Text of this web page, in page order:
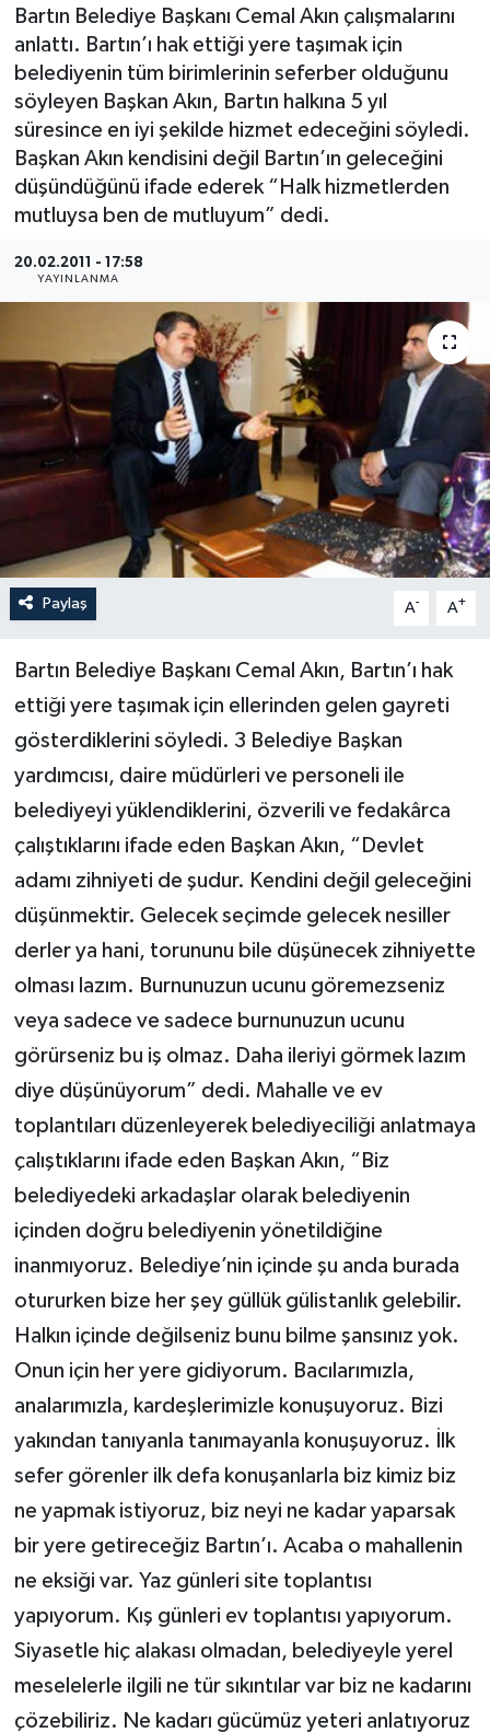
Bartın Belediye Başkanı Cemal Akın çalışmalarını
anlattı. Bartın’ı hak ettiği yere taşımak için
belediyenin tüm birimlerinin seferber olduğunu
söyleyen Başkan Akın, Bartın halkına 5 yıl
süresince en iyi şekilde hizmet edeceğini söyledi.
Başkan Akın kendisini değil Bartın’ın geleceğini
düşündüğünü ifade ederek “Halk hizmetlerden
mutluysa ben de mutluyum” dedi.
20.02.2011 - 17:58
YAYINLANMA
Paylaş A- A+
Bartın Belediye Başkanı Cemal Akın, Bartın’ı hak
ettiği yere taşımak için ellerinden gelen gayreti
gösterdiklerini söyledi. 3 Belediye Başkan
yardımcısı, daire müdürleri ve personeli ile
belediyeyi yüklendiklerini, özverili ve fedakârca
çalıştıklarını ifade eden Başkan Akın, “Devlet
adamı zihniyeti de şudur. Kendini değil geleceğini
düşünmektir. Gelecek seçimde gelecek nesiller
derler ya hani, torununu bile düşünecek zihniyette
olması lazım. Burnunuzun ucunu göremezseniz
veya sadece ve sadece burnunuzun ucunu
görürseniz bu iş olmaz. Daha ileriyi görmek lazım
diye düşünüyorum” dedi. Mahalle ve ev
toplantıları düzenleyerek belediyeciliği anlatmaya
çalıştıklarını ifade eden Başkan Akın, “Biz
belediyedeki arkadaşlar olarak belediyenin
içinden doğru belediyenin yönetildiğine
inanmıyoruz. Belediye’nin içinde şu anda burada
otururken bize her şey güllük gülistanlık gelebilir.
Halkın içinde değilseniz bunu bilme şansınız yok.
Onun için her yere gidiyorum. Bacılarımızla,
analarımızla, kardeşlerimizle konuşuyoruz. Bizi
yakından tanıyanla tanımayanla konuşuyoruz. İlk
sefer görenler ilk defa konuşanlarla biz kimiz biz
ne yapmak istiyoruz, biz neyi ne kadar yaparsak
bir yere getireceğiz Bartın’ı. Acaba o mahallenin
ne eksiği var. Yaz günleri site toplantısı
yapıyorum. Kış günleri ev toplantısı yapıyorum.
Siyasetle hiç alakası olmadan, belediyeyle yerel
meselelerle ilgili ne tür sıkıntılar var biz ne kadarını
çözebiliriz. Ne kadarı gücümüz yeteri anlatıyoruz
Medya
Sağlık
Sinema
Sivil Toplum
Siyaset
Tarım
Turizm
Yaşam
Yerel Yönetimler
DÜNYA